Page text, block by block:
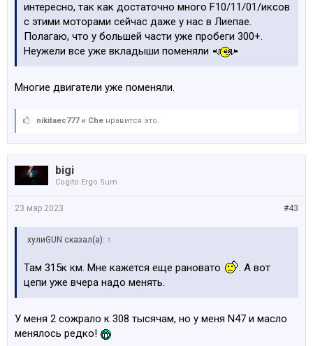
интересно, так как достаточно много F10/11/01/иксов
с этими моторами сейчас даже у нас в Лиепае.
Полагаю, что у большей части уже пробеги 300+.
Неужели все уже вкладыши поменяли
Многие двигатели уже поменяли.
nikitaec777и Che нравится это.
bigi
Cogito Ergo Sum
#43
23 мар 2023
хулиGUN сказал(а): ↑
Там 315к км. Мне кажется еще рановато
. А вот
цепи уже вчера надо менять.
У меня 2 сожрало к 308 тысячам, но у меня N47 и масло
менялось редко!